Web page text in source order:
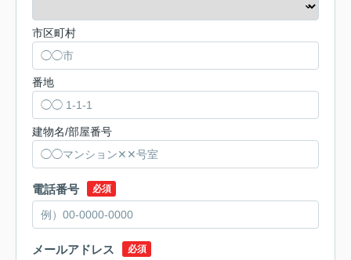
市区町村
番地
建物名/部屋番号
電話番号 必須
メールアドレス 必須